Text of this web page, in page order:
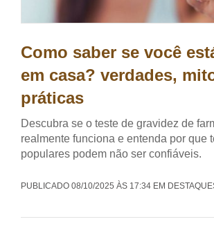
Como saber se você
em casa? verdades,
práticas
Descubra se o teste de gravidez de
realmente funciona e entenda por que
populares podem não ser confiáveis.
PUBLICADO 08/10/2025 ÀS 17:34 EM